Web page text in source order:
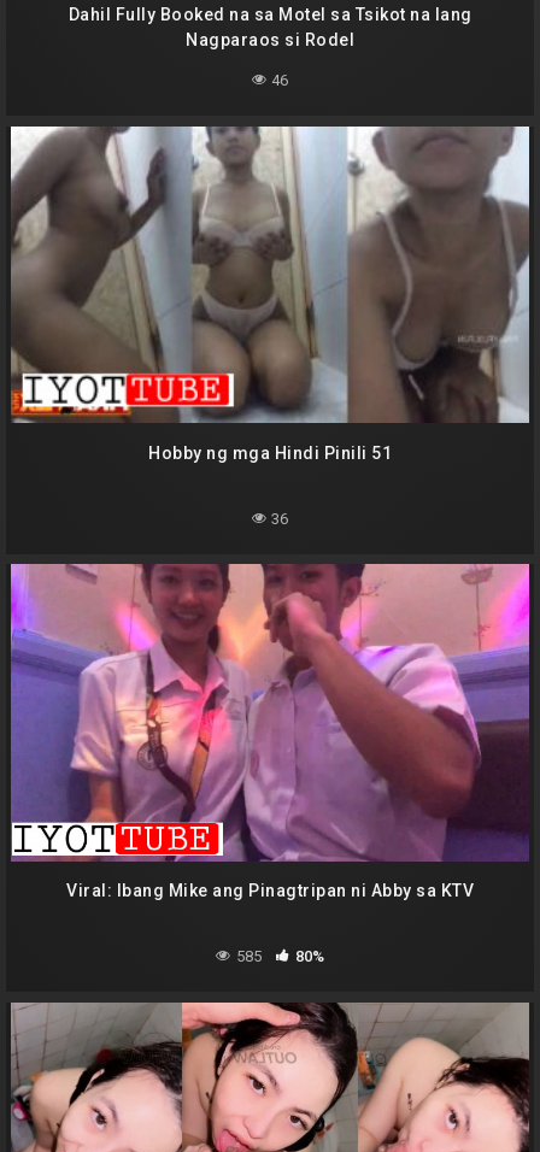
Dahil Fully Booked na sa Motel sa Tsikot na lang
Nagparaos si Rodel
46
Hobby ng mga Hindi Pinili 51
36
Viral: Ibang Mike ang Pinagtripan ni Abby sa KTV
585 80%